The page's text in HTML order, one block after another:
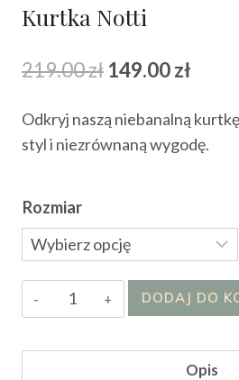
Kurtka Notti
219.00zł Pierwotna
wynosiła:
149.00zł
Odkryj naszą niebanalną
styl i niezrównaną wygodę.
Rozmiar
ilość
Kurtka
DODAJ DO
Opis